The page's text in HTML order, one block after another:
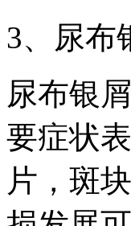
3、尿布
尿布银
要症状
片，斑